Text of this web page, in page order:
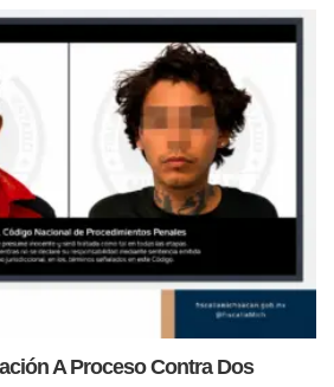
A Proceso Contra Dos